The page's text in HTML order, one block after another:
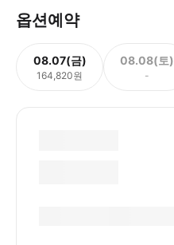
옵션예약
08.07(금)
164,820원
08.08(토)
-